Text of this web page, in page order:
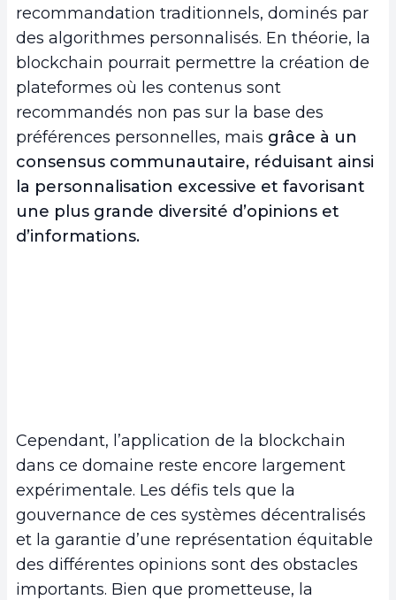
recommandation traditionnels, dominés par
des algorithmes personnalisés. En théorie, la
blockchain pourrait permettre la création de
plateformes où les contenus sont
recommandés non pas sur la base des
préférences personnelles, mais grâce à un
consensus communautaire, réduisant ainsi
la personnalisation excessive et favorisant
une plus grande diversité d’opinions et
d’informations.
Cependant, l’application de la blockchain
dans ce domaine reste encore largement
expérimentale. Les défis tels que la
gouvernance de ces systèmes décentralisés
et la garantie d’une représentation équitable
des différentes opinions sont des obstacles
importants. Bien que prometteuse, la